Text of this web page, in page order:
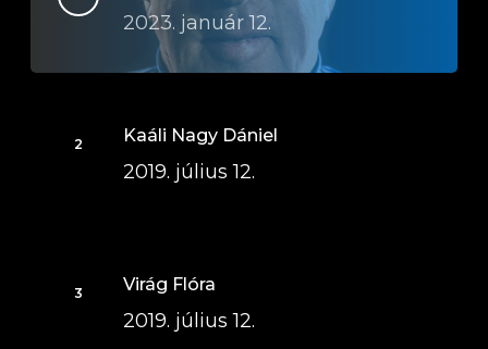
2023. január 12.
Kaáli Nagy Dániel
2019. július 12.
Virág Flóra
2019. július 12.